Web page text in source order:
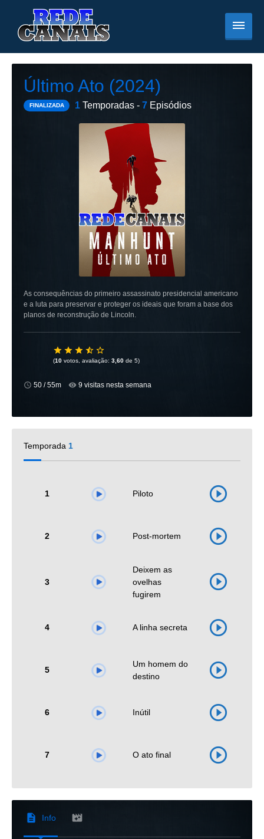
Último Ato (2024)
FINALIZADA 1Temporadas - 7Episódios
As consequências do primeiro assassinato presidencial americano
e a luta para preservar e proteger os ideais que foram a base dos
planos de reconstrução de Lincoln.
(10 votos, avaliação: 3,60 de 5)
50 / 55m 9 visitas nesta semana
Temporada 1
1 Piloto
2 Post-mortem
3
Deixem as
ovelhas
fugirem
4 A linha secreta
5
Um homem do
destino
6 Inútil
7 O ato final
Info